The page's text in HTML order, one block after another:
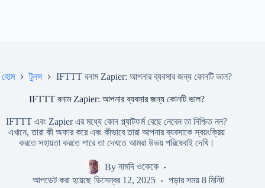
হোম টুলস IFTTT বনাম Zapier: আপনার ব্যবসার জন্য কোনটি ভাল?
IFTTT বনাম Zapier: আপনার ব্যবসার জন্য কোনটি ভাল?
IFTTT এবং Zapier এর মধ্যে কোন প্ল্যাটফর্ম বেছে নেবেন তা নিশ্চিত নন?
এখানে, তারা কী অফার করে এবং কীভাবে তারা আপনার ব্যবসাকে স্বয়ংক্রিয়
করতে সহায়তা করতে পারে তা দেখতে আমরা উভয় পরিষেবাই দেখি।
By নামদি ওকেকে
আপডেট করা হয়েছে ডিসেম্বর 12, 2025 পড়ার সময় 8 মিনিট